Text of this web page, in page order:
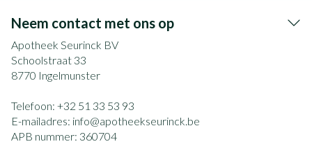
Neem contact met ons op
Apotheek Seurinck BV
Schoolstraat 33
8770 Ingelmunster
Telefoon: +32 51 33 53 93
E-mailadres: info@apotheekseurinck.be
APB nummer: 360704